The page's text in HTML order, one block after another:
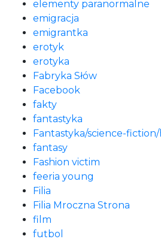
elementy paranormalne
emigracja
emigrantka
erotyk
erotyka
Fabryka Słów
Facebook
fakty
fantastyka
Fantastyka/science-
fantasy
Fashion victim
feeria young
Filia
Filia Mroczna Strona
film
futbol